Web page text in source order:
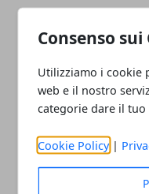
Consenso sui
Utilizziamo i cookie
web e il nostro
categorie dare il tuo
Cookie Policy |
ARTICOLI CORRELATI